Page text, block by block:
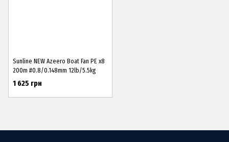
Sunline NEW Azeero Boat Fan PE x8
200m #0.8/0.148mm 12lb/5.5kg
1 625 грн